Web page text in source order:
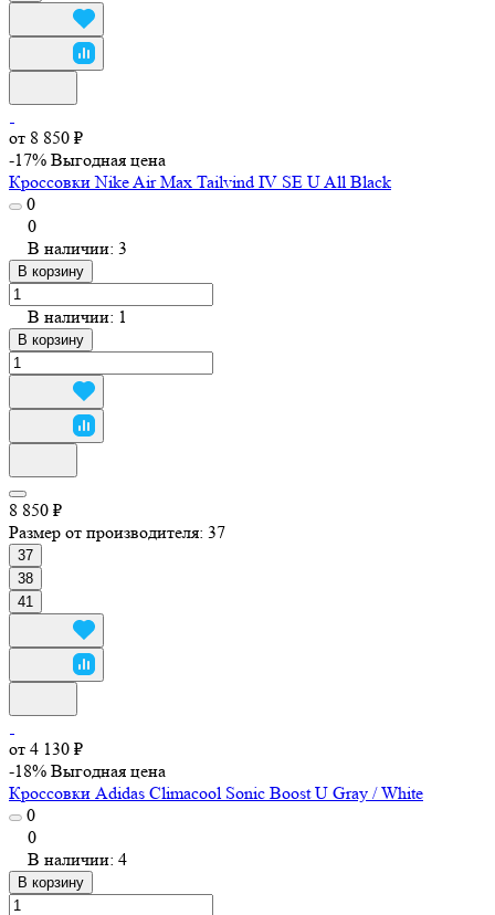
от 8 850 ₽
-17% Выгодная цена
Кроссовки Nike Air Max Tailvind IV SE U All Black
0
0
В наличии: 3
В корзину
В наличии: 1
В корзину
8 850 ₽
Размер от производителя: 37
37
38
41
от 4 130 ₽
-18% Выгодная цена
Кроссовки Adidas Climacool Sonic Boost U Gray / White
0
0
В наличии: 4
В корзину